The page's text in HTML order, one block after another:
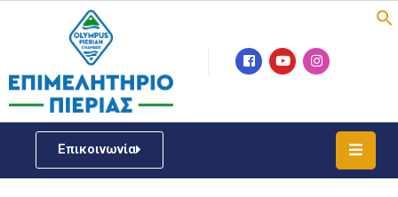
Επικοινωνία
Επιμελητήριο
Νέα